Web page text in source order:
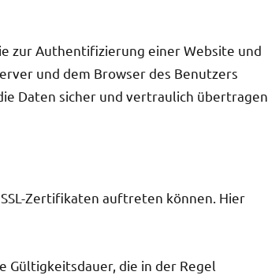
zur Authentifizierung einer Website und
und dem Browser des Benutzers
Daten sicher und vertraulich übertragen
Zertifikaten auftreten können. Hier
Gültigkeitsdauer, die in der Regel